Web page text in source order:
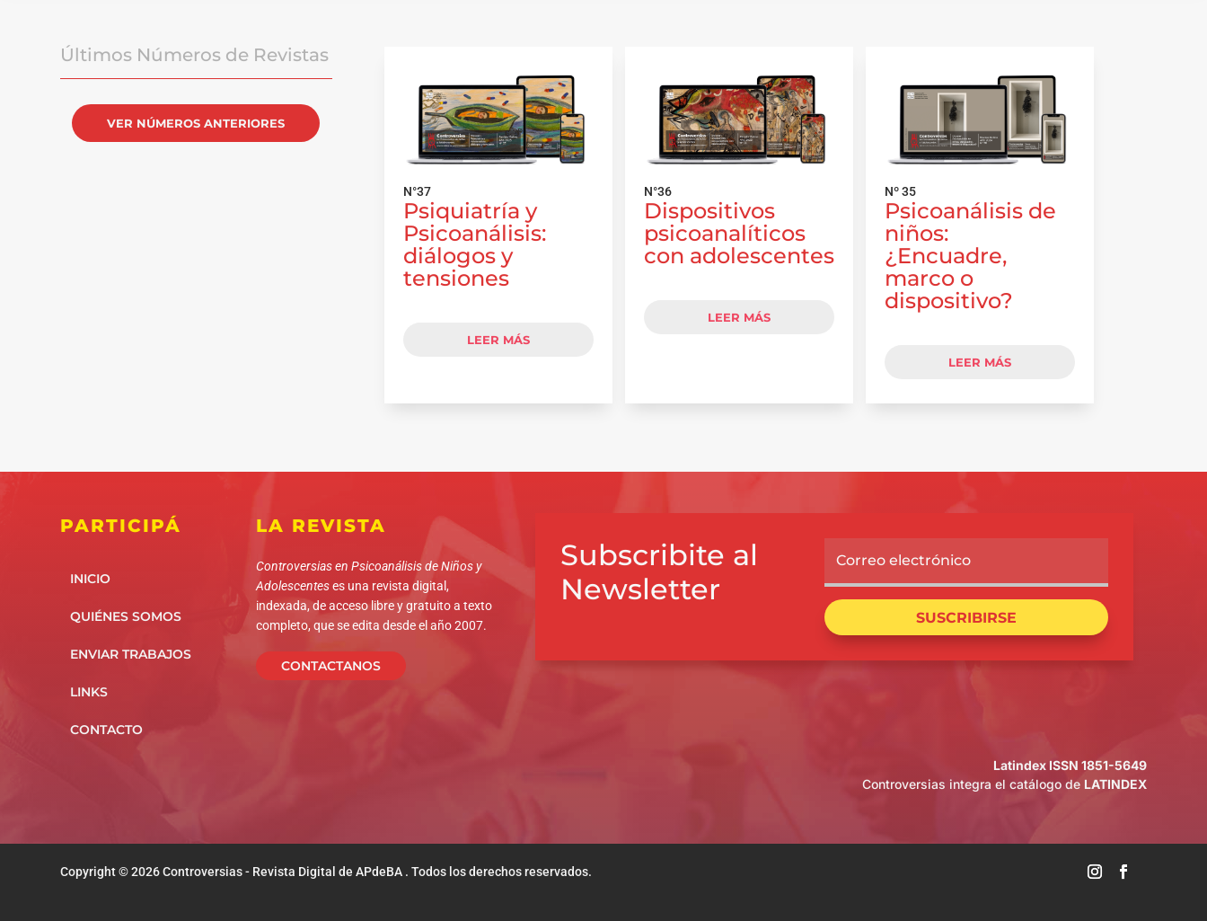
Últimos Números de Revistas
VER NÚMEROS ANTERIORES
N°37
Psiquiatría y
Psicoanálisis:
diálogos y
tensiones
LEER MÁS
N°36
Dispositivos
psicoanalíticos
con adolescentes
LEER MÁS
Nº 35
Psicoanálisis de
niños:
¿Encuadre,
marco o
dispositivo?
LEER MÁS
PARTICIPÁ
INICIO
QUIÉNES SOMOS
ENVIAR TRABAJOS
LINKS
CONTACTO
LA REVISTA
Controversias en Psicoanálisis de Niños y
Adolescenteses una revista digital,
indexada, de acceso libre y gratuito a texto
completo, que se edita desde el año 2007.
CONTACTANOS
Subscribite al
Newsletter
SUSCRIBIRSE
Latindex ISSN 1851-5649
Controversias integra el catálogo de LATINDEX
Copyright © 2026 Controversias - Revista Digital de APdeBA . Todos los derechos reservados.